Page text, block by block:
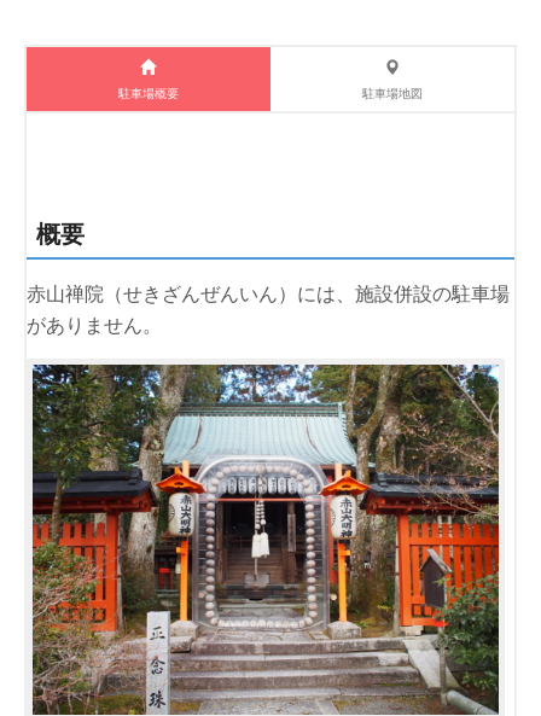
駐車場概要 駐車場地図
概要
赤山禅院（せきざんぜんいん）には、施設併設の駐車場
がありません。